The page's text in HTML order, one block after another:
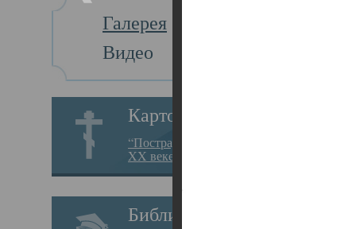
Галерея
Видео
Картотека
“Пострадавшие за веру в
XX веке на Севере”
Библиотека